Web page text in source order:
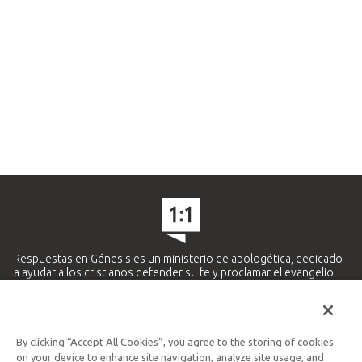
Respuestas en Génesis es un ministerio de apologética, dedicado
a ayudar a los cristianos defender su fe y proclamar el evangelio
Ministerio Hispano y Latinoamericano
By clicking “Accept All Cookies”, you agree to the storing of cookies
on your device to enhance site navigation, analyze site usage, and